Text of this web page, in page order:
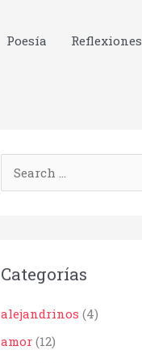
Poesía Reflexiones
a
p
o
Categorías
alejandrinos (4)
amor (12)